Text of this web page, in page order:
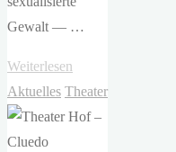
Gewalt — …
Weiterlesen
Hof
–
Aktuelles Theater